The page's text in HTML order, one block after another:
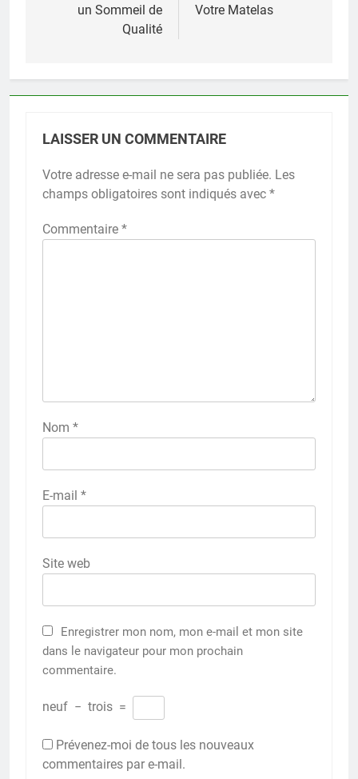
un Sommeil de
Qualité
Votre Matelas
LAISSER UN COMMENTAIRE
Votre adresse e-mail ne sera pas publiée. Les
champs obligatoires sont indiqués avec *
Commentaire *
Nom *
E-mail *
Site web
Enregistrer mon nom, mon e-mail et mon site
dans le navigateur pour mon prochain
commentaire.
neuf − trois =
Prévenez-moi de tous les nouveaux
commentaires par e-mail.